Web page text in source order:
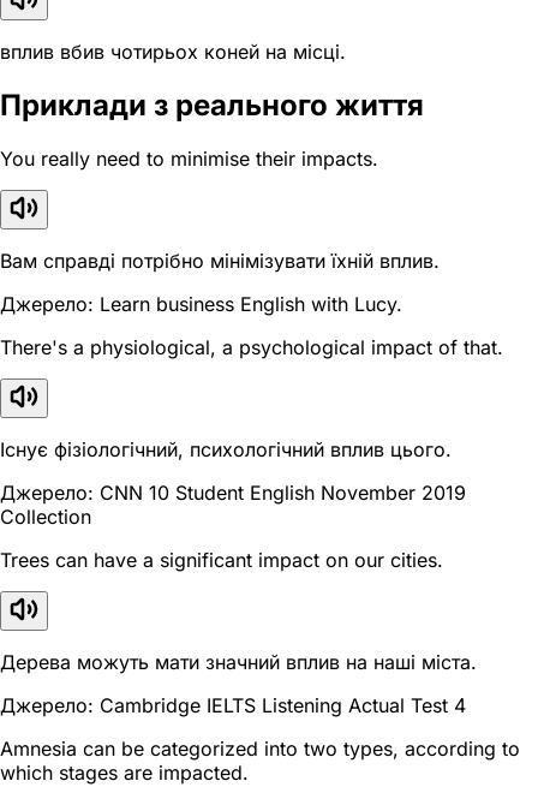
вплив вбив чотирьох коней на місці.
Приклади з реального життя
You really need to minimise their impacts.
Вам справді потрібно мінімізувати їхній вплив.
Джерело: Learn business English with Lucy.
There's a physiological, a psychological impact of that.
Існує фізіологічний, психологічний вплив цього.
Джерело: CNN 10 Student English November 2019
Collection
Trees can have a significant impact on our cities.
Дерева можуть мати значний вплив на наші міста.
Джерело: Cambridge IELTS Listening Actual Test 4
Amnesia can be categorized into two types, according to
which stages are impacted.